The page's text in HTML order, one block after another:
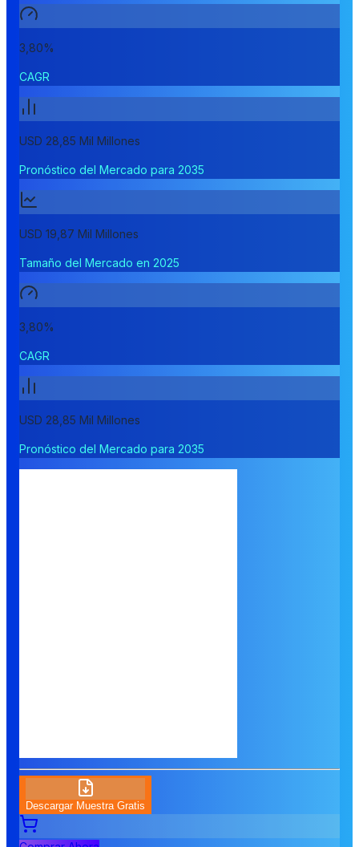
3,80%
CAGR
USD 28,85 Mil Millones
Pronóstico del Mercado para 2035
USD 19,87 Mil Millones
Tamaño del Mercado en 2025
3,80%
CAGR
USD 28,85 Mil Millones
Pronóstico del Mercado para 2035
Descargar Muestra Gratis